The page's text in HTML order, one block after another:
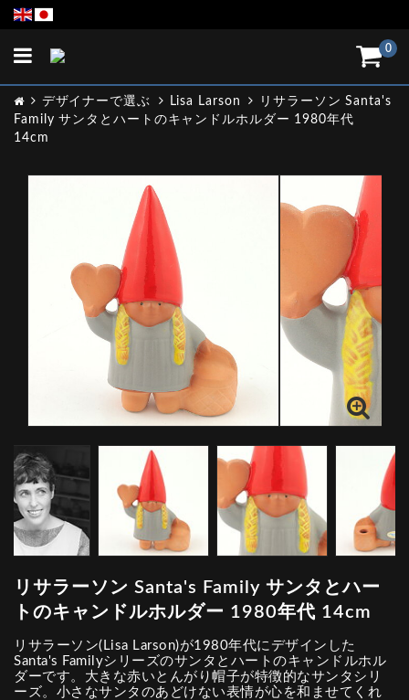
0
Toggle
デザイナーで選ぶ Lisa Larson
リサラーソン Santa's
Family サンタとハートのキャンドルホルダー 1980年代
14cm
リサラーソン Santa's Family サンタとハー
トのキャンドルホルダー 1980年代 14cm
リサラーソン(Lisa Larson)が1980年代にデザインした
Santa's Familyシリーズのサンタとハートのキャンドルホル
ダーです。大きな赤いとんがり帽子が特徴的なサンタシリ
ーズ。小さなサンタのあどけない表情が心を和ませてくれ